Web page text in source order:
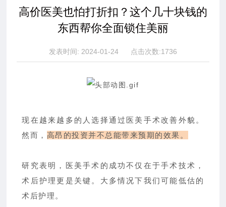
联系我们
高价医美也怕打折扣？这个几十块钱的
东西帮你全面锁住美丽
发表时间: 2024-01-24 点击次数:1736
现在越来越多的人选择通过医美手术改善外貌。
然而， 高昂的投资并不总能带来预期的效果。
研究表明，医美手术的成功不仅在于手术技术，
术后护理更是关键。大多情况下我们可能低估的
术后护理。